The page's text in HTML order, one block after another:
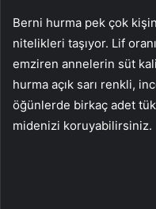
Berni hurma pek çok
nitelikleri taşıyor. Lif
emziren annelerin süt
hurma açık sarı renkli,
öğünlerde birkaç adet
midenizi koruyabilirsiniz.